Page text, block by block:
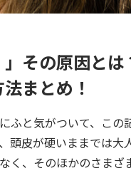
」その原因と
まとめ！
ふと気がついて、こ
頭皮が硬いままでは
く、そのほかのさまざ